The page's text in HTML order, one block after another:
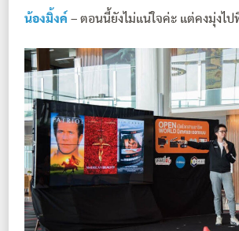
น้องมิ้งค์ – ตอนนี้ยังไม่แน่ใจค่ะ แต่คงมุ่งไ